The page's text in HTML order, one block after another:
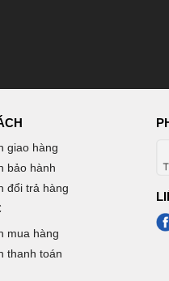
giao hàng
bảo hành
đổi trả hàng
mua hàng
thanh toán